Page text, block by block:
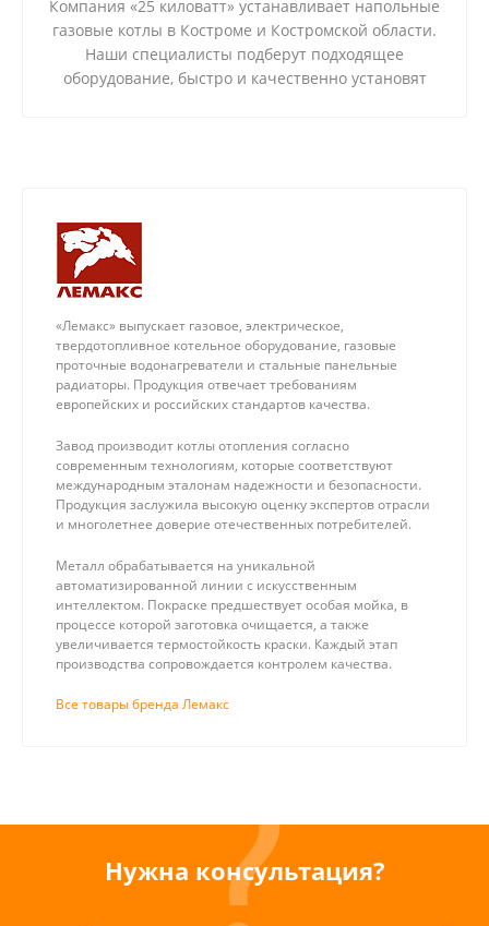
Компания «25 киловатт» устанавливает напольные
газовые котлы в Костроме и Костромской области.
Наши специалисты подберут подходящее
оборудование, быстро и качественно установят
«Лемакс» выпускает газовое, электрическое,
твердотопливное котельное оборудование, газовые
проточные водонагреватели и стальные панельные
радиаторы. Продукция отвечает требованиям
европейских и российских стандартов качества.
Завод производит котлы отопления согласно
современным технологиям, которые соответствуют
международным эталонам надежности и безопасности.
Продукция заслужила высокую оценку экспертов отрасли
и многолетнее доверие отечественных потребителей.
Металл обрабатывается на уникальной
автоматизированной линии с искусственным
интеллектом. Покраске предшествует особая мойка, в
процессе которой заготовка очищается, а также
увеличивается термостойкость краски. Каждый этап
производства сопровождается контролем качества.
Все товары бренда Лемакс
Нужна консультация?